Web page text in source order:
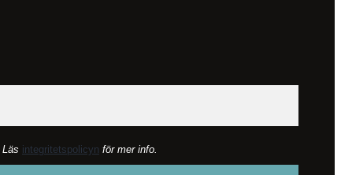
integritetspolicyn för mer info.